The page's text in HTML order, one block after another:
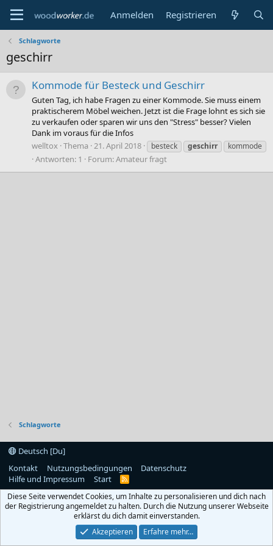
Anmelden Registrieren
Schlagworte
geschirr
Kommode für Besteck und Geschirr
Guten Tag, ich habe Fragen zu einer Kommode. Sie muss einem
praktischerem Möbel weichen. Jetzt ist die Frage lohnt es sich sie
zu verkaufen oder sparen wir uns den "Stress" besser? Vielen
Dank im voraus für die Infos
welltox Thema 21. April 2018 besteck geschirr kommode
Antworten: 1 Forum:Amateur fragt
Schlagworte
Deutsch [Du]
Kontakt
Nutzungsbedingungen
Datenschutz
Hilfe und Impressum
Start
R
S
Diese Seite verwendet Cookies, um Inhalte zu personalisieren und dich nach
der Registrierung angemeldet zu halten. Durch die Nutzung unserer Webseite
erklärst du dich damit einverstanden.
Akzeptieren
Erfahre mehr…